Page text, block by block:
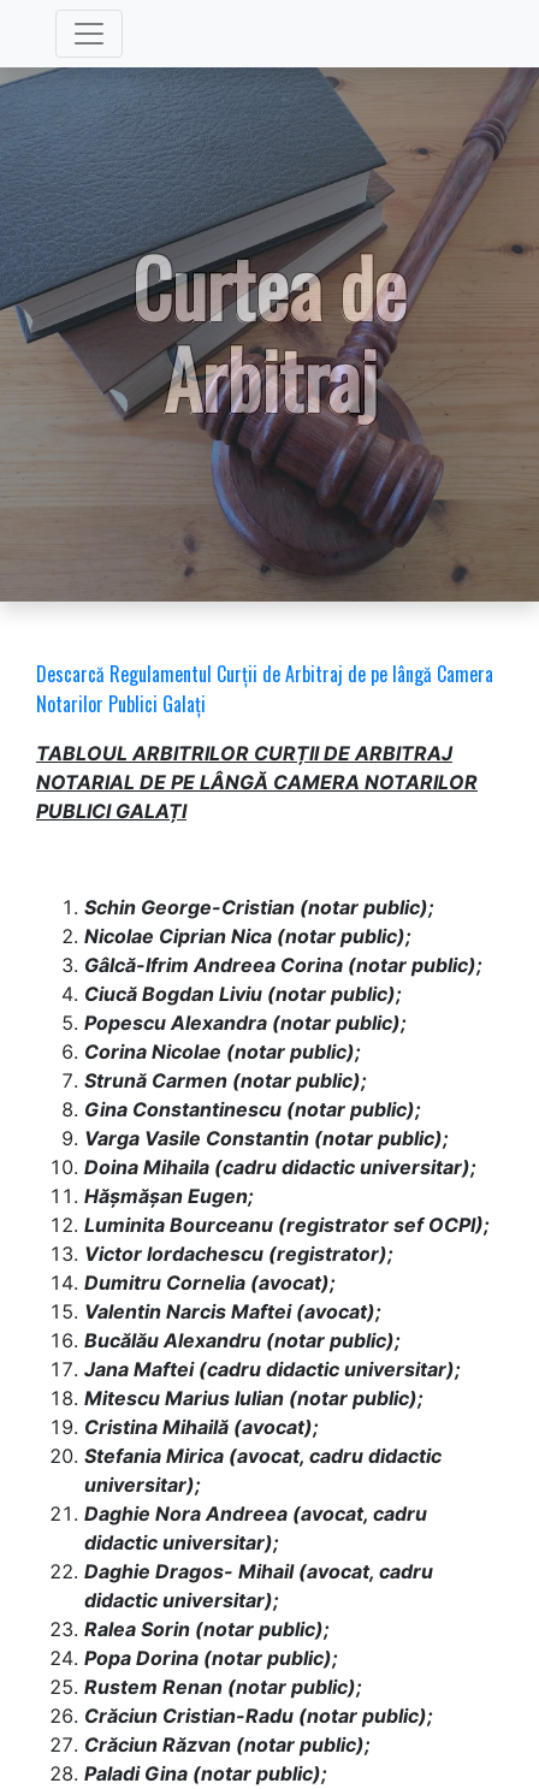
Curtea de
Arbitraj
Descarcă Regulamentul Curţii de Arbitraj de pe lângă Camera
Notarilor Publici Galaţi
TABLOUL ARBITRILOR CURȚII DE ARBITRAJ
NOTARIAL DE PE LÂNGĂ CAMERA NOTARILOR
PUBLICI GALAȚI
Schin George-Cristian (notar public);
Nicolae Ciprian Nica (notar public);
Gâlcă-Ifrim Andreea Corina (notar public);
Ciucă Bogdan Liviu (notar public);
Popescu Alexandra (notar public);
Corina Nicolae (notar public);
Strună Carmen (notar public);
Gina Constantinescu (notar public);
Varga Vasile Constantin (notar public);
Doina Mihaila (cadru didactic universitar);
Hășmășan Eugen;
Luminita Bourceanu (registrator sef OCPI);
Victor Iordachescu (registrator);
Dumitru Cornelia (avocat);
Valentin Narcis Maftei (avocat);
Bucălău Alexandru (notar public);
Jana Maftei (cadru didactic universitar);
Mitescu Marius Iulian (notar public);
Cristina Mihailă (avocat);
Stefania Mirica (avocat, cadru didactic
universitar);
Daghie Nora Andreea (avocat, cadru
didactic universitar);
Daghie Dragos- Mihail (avocat, cadru
didactic universitar);
Ralea Sorin (notar public);
Popa Dorina (notar public);
Rustem Renan (notar public);
Crăciun Cristian-Radu (notar public);
Crăciun Răzvan (notar public);
Paladi Gina (notar public);